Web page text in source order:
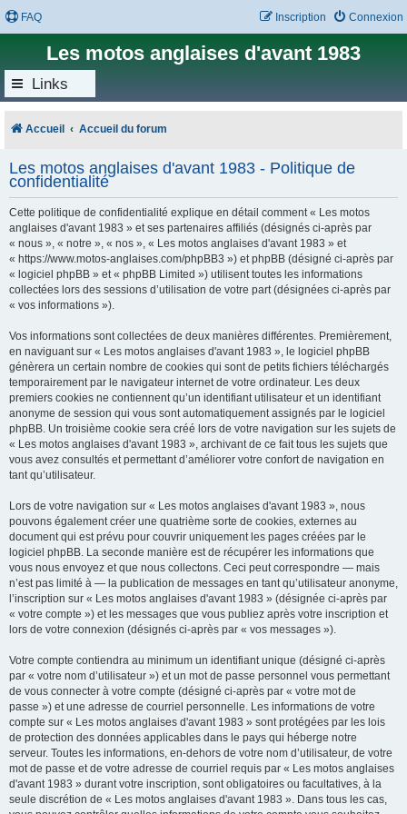
FAQ Connexion
Inscription
Les motos anglaises d'avant 1983
Links
Accueil Accueil du forum
Les motos anglaises d'avant 1983 - Politique de
confidentialité
Cette politique de confidentialité explique en détail comment « Les motos
anglaises d'avant 1983 » et ses partenaires affiliés (désignés ci-après par
« nous », « notre », « nos », « Les motos anglaises d'avant 1983 » et
« https://www.motos-anglaises.com/phpBB3 ») et phpBB (désigné ci-après par
« logiciel phpBB » et « phpBB Limited ») utilisent toutes les informations
collectées lors des sessions d’utilisation de votre part (désignées ci-après par
« vos informations »).
Vos informations sont collectées de deux manières différentes. Premièrement,
en naviguant sur « Les motos anglaises d'avant 1983 », le logiciel phpBB
génèrera un certain nombre de cookies qui sont de petits fichiers téléchargés
temporairement par le navigateur internet de votre ordinateur. Les deux
premiers cookies ne contiennent qu’un identifiant utilisateur et un identifiant
anonyme de session qui vous sont automatiquement assignés par le logiciel
phpBB. Un troisième cookie sera créé lors de votre navigation sur les sujets de
« Les motos anglaises d'avant 1983 », archivant de ce fait tous les sujets que
vous avez consultés et permettant d’améliorer votre confort de navigation en
tant qu’utilisateur.
Lors de votre navigation sur « Les motos anglaises d'avant 1983 », nous
pouvons également créer une quatrième sorte de cookies, externes au
document qui est prévu pour couvrir uniquement les pages créées par le
logiciel phpBB. La seconde manière est de récupérer les informations que
vous nous envoyez et que nous collectons. Ceci peut correspondre — mais
n’est pas limité à — la publication de messages en tant qu’utilisateur anonyme,
l’inscription sur « Les motos anglaises d'avant 1983 » (désignée ci-après par
« votre compte ») et les messages que vous publiez après votre inscription et
lors de votre connexion (désignés ci-après par « vos messages »).
Votre compte contiendra au minimum un identifiant unique (désigné ci-après
par « votre nom d’utilisateur ») et un mot de passe personnel vous permettant
de vous connecter à votre compte (désigné ci-après par « votre mot de
passe ») et une adresse de courriel personnelle. Les informations de votre
compte sur « Les motos anglaises d'avant 1983 » sont protégées par les lois
de protection des données applicables dans le pays qui héberge notre
serveur. Toutes les informations, en-dehors de votre nom d’utilisateur, de votre
mot de passe et de votre adresse de courriel requis par « Les motos anglaises
d'avant 1983 » durant votre inscription, sont obligatoires ou facultatives, à la
seule discrétion de « Les motos anglaises d'avant 1983 ». Dans tous les cas,